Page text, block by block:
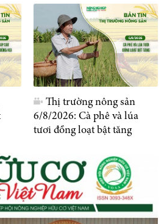
Thị trường nông sản
6/8/2026: Cà phê và lúa
tươi đồng loạt bật tăng